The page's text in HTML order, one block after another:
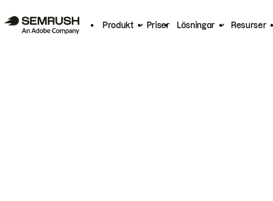
Produkt Priser Lösningar Resurser